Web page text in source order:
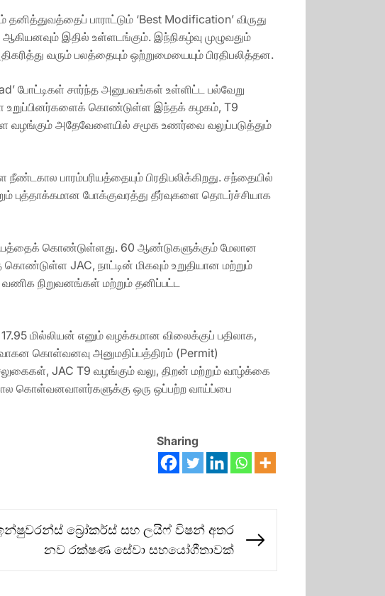
பாராட்டும் ‘Best Modification’ விருது
ஆகியனவும் இதில் உள்ளடங்கும். இந்நிகழ்வு முழுவதும்
வரும் பலத்தையும் ஒற்றுமையையும் பிரதிபலித்தன.
போட்டிகள் சார்ந்த அனுபவங்கள் உள்ளிட்ட பல்வேறு
உறுப்பினர்களைக் கொண்டுள்ள இந்தக் கழகம், T9
வழங்கும் அதேவேளையில் சமூக உணர்வை வலுப்படுத்தும்
பாரம்பரியத்தையும் பிரதிபலிக்கிறது. சந்தையில்
புத்தாக்கமான போக்குவரத்து தீர்வுகளை தொடர்ச்சியாக
கொண்டுள்ளது. 60 ஆண்டுகளுக்கும் மேலான
JAC, நாட்டின் மிகவும் உறுதியான மற்றும்
நிறுவனங்கள் மற்றும் தனிப்பட்ட
மில்லியன் எனும் வழக்கமான விலைக்குப் பதிலாக,
வாகன கொள்வனவு அனுமதிப்பத்திரம் (Permit)
JAC T9 வழங்கும் வலு, திறன் மற்றும் வாழ்க்கை
கொள்வனவாளர்களுக்கு ஒரு ஒப்பற்ற வாய்ப்பை
Sharing
බ්‍රෝකර්ස් සහ ලයිෆ් විෂන් අතර
නව රක්ෂණ සේවා සහයෝගීතාවක්